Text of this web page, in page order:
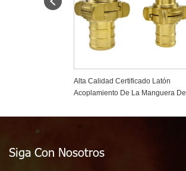
Alta Calidad Certificado Latón
Acoplamiento De La Manguera De
Siga Con Nosotros